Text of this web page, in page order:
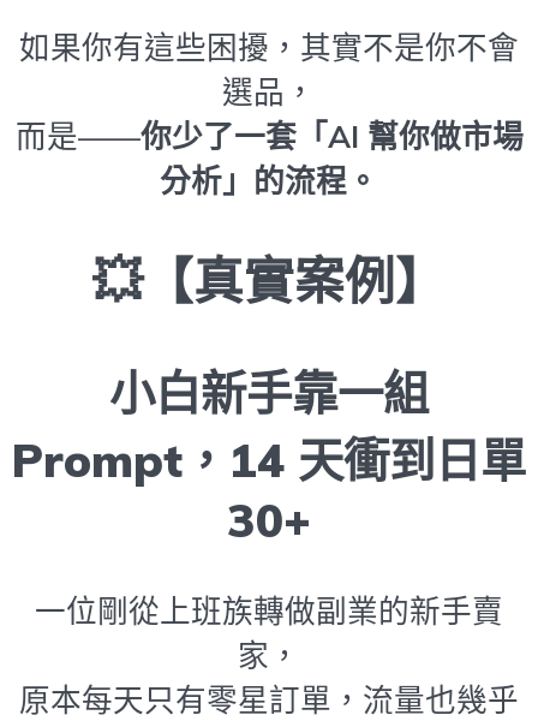
如果你有這些困擾，其實不是你不會
選品，
而是——你少了一套「AI 幫你做市場
分析」的流程。
💥【真實案例】
小白新手靠一組
Prompt，14 天衝到日單
30+
一位剛從上班族轉做副業的新手賣
家，
原本每天只有零星訂單，流量也幾乎